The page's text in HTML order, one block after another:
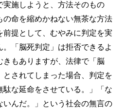
実施しようと、方法そのもの
の命を縮めかねない無茶な方法
前提として、むやみに判定を実
「脳死判定」は拒否できるよ
きもありますが、法律で「脳
されてしまった場合、判定を
な延命をさせている。」「な
いんだ。」という社会の無言の